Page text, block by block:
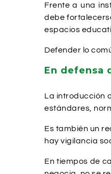
Frente a una
debe
espacios
Defender lo
En defensa
La introducción
estándares,
Es también un
hay vigilancia
En tiempos de